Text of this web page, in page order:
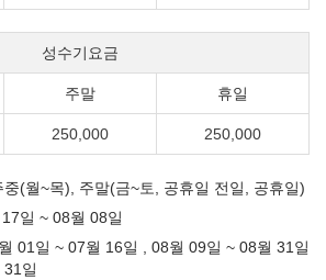
성수기요금
주말 휴일
250,000 250,000
(월~목), 주말(금~토, 공휴일 전일, 공휴일)
일 ~ 08월 08일
01일 ~ 07월 16일 , 08월 09일 ~ 08월 31일
일